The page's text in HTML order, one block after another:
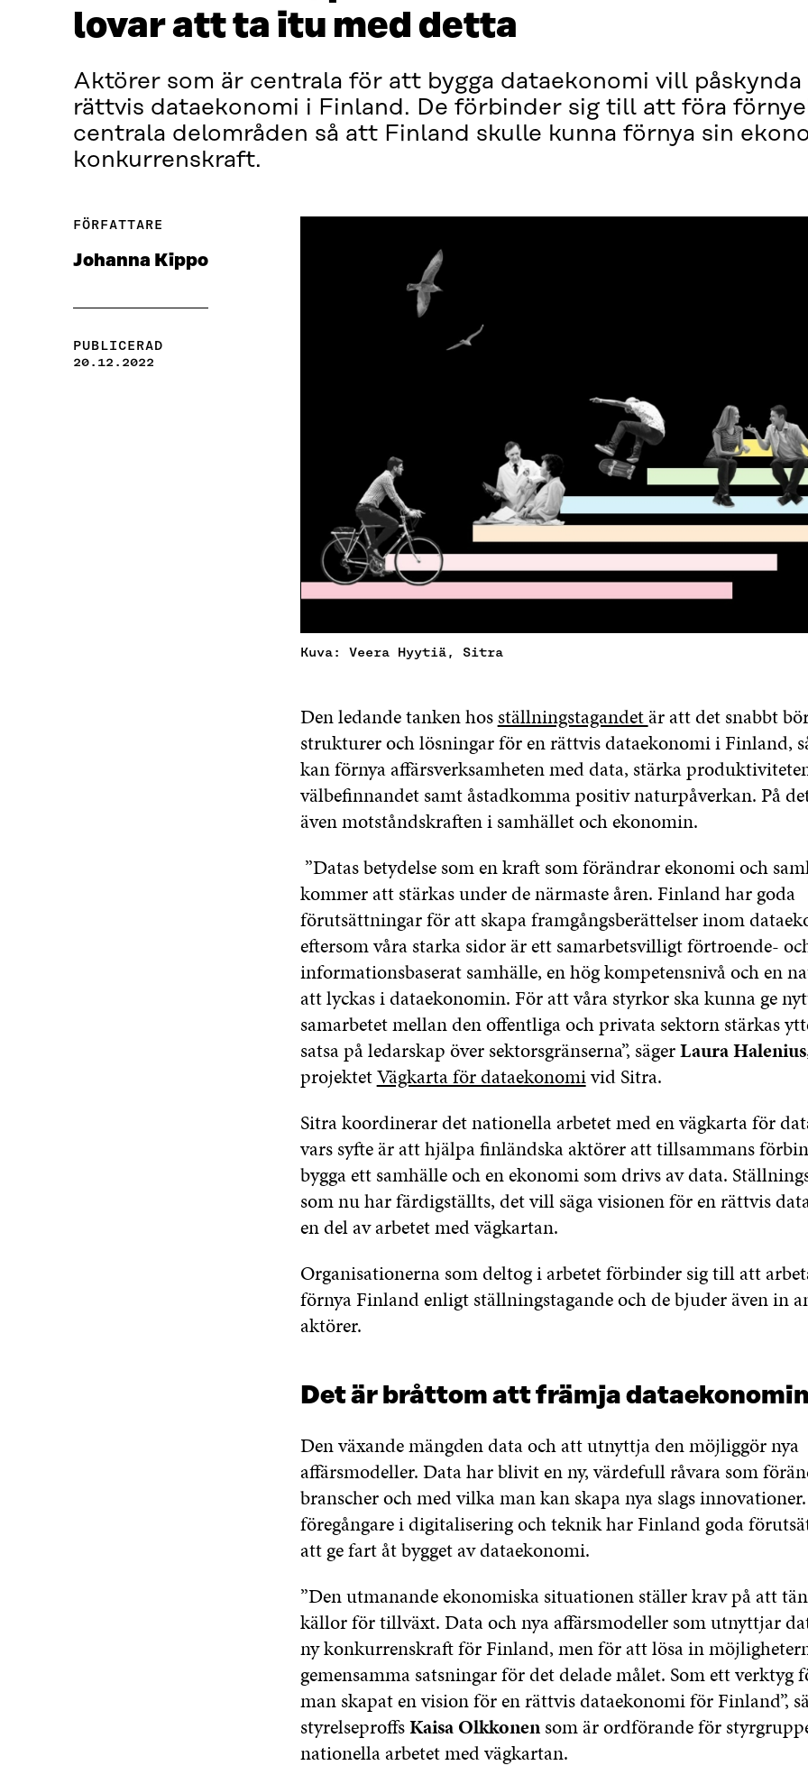
lovar att ta itu med detta
Aktörer som är centrala för att bygga dataekonomi vill påskynda
rättvis dataekonomi i Finland. De förbinder sig till att föra
centrala delområden så att Finland skulle kunna förnya sin
konkurrenskraft.
Kuva: Veera Hyytiä, Sitra
FÖRFATTARE
Johanna Kippo
PUBLICERAD
20.12.2022
Den ledande tanken hosställningstagandetär att det snabbt
strukturer och lösningar för en rättvis dataekonomi i Finland,
kan förnya affärsverksamheten med data, stärka
välbefinnandet samt åstadkomma positiv naturpåverkan. På
även motståndskraften i samhället och ekonomin.
”Datas betydelse som en kraft som förändrar ekonomi och
kommer att stärkas under de närmaste åren. Finland har goda
förutsättningar för att skapa framgångsberättelser inom
eftersom våra starka sidor är ett samarbetsvilligt förtroende-
informationsbaserat samhälle, en hög kompetensnivå och en
att lyckas i dataekonomin. För att våra styrkor ska kunna ge
samarbetet mellan den offentliga och privata sektorn stärkas
satsa på ledarskap över sektorsgränserna”, sägerLaura Halenius
projektetVägkarta för dataekonomivid Sitra.
Sitra koordinerar det nationella arbetet med en vägkarta för
vars syfte är att hjälpa finländska aktörer att tillsammans
bygga ett samhälle och en ekonomi som drivs av data.
som nu har färdigställts, det vill säga visionen för en rättvis
en del av arbetet med vägkartan.
Organisationerna som deltog i arbetet förbinder sig till att
förnya Finland enligt ställningstagande och de bjuder även in
aktörer.
Det är bråttom att främja
Den växande mängden data och att utnyttja den möjliggör nya
affärsmodeller. Data har blivit en ny, värdefull råvara som
branscher och med vilka man kan skapa nya slags
föregångare i digitalisering och teknik har Finland goda
att ge fart åt bygget av dataekonomi.
”Den utmanande ekonomiska situationen ställer krav på att
källor för tillväxt. Data och nya affärsmodeller som utnyttjar
ny konkurrenskraft för Finland, men för att lösa in
gemensamma satsningar för det delade målet. Som ett verktyg
man skapat en vision för en rättvis dataekonomi för Finland”,
styrelseproffsKaisa Olkkonensom är ordförande för
nationella arbetet med vägkartan.